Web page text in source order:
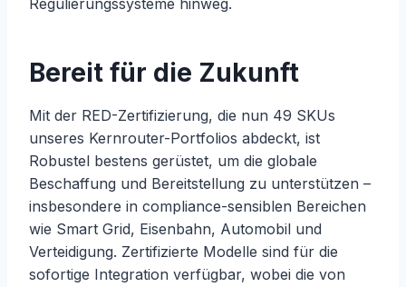
Regulierungssysteme hinweg.
Bereit für die Zukunft
Mit der RED-Zertifizierung, die nun 49 SKUs
unseres Kernrouter-Portfolios abdeckt, ist
Robustel bestens gerüstet, um die globale
Beschaffung und Bereitstellung zu unterstützen –
insbesondere in compliance-sensiblen Bereichen
wie Smart Grid, Eisenbahn, Automobil und
Verteidigung. Zertifizierte Modelle sind für die
sofortige Integration verfügbar, wobei die von